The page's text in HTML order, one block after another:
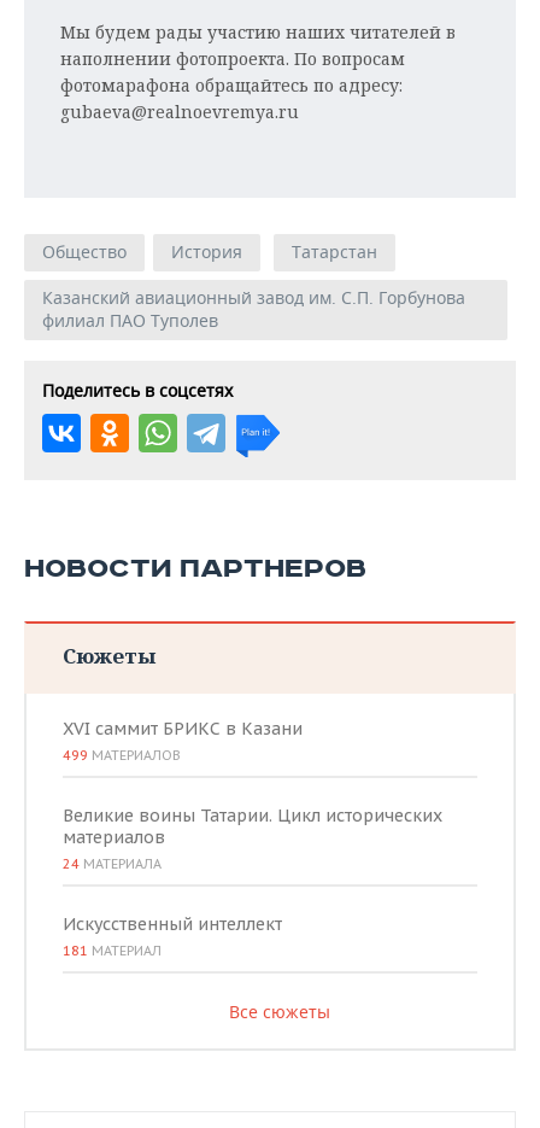
Мы будем рады участию наших читателей в
наполнении фотопроекта. По вопросам
фотомарафона обращайтесь по адресу:
gubaeva@realnoevremya.ru
Общество История
Татарстан
Казанский авиационный завод им. С.П. Горбунова
филиал ПАО Туполев
Поделитесь в соцсетях
НОВОСТИ ПАРТНЕРОВ
Сюжеты
XVI саммит БРИКС в Казани
499 МАТЕРИАЛОВ
Великие воины Татарии. Цикл исторических
материалов
24 МАТЕРИАЛА
Искусственный интеллект
181 МАТЕРИАЛ
Все сюжеты